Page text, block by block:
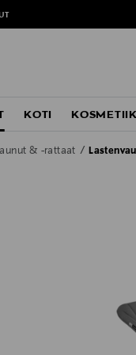
KOTI
& -rattaat